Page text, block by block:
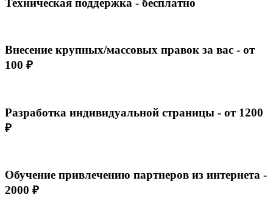
Техническая поддержка - бесплатно
Внесение крупных/массовых правок за вас - от
100 ₽
Разработка индивидуальной страницы - от 1200
₽
Обучение привлечению партнеров из интернета -
2000 ₽